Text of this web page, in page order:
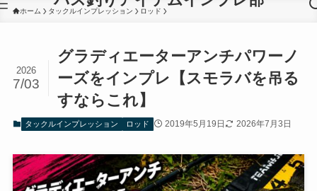
ホーム タックルインプレッション ロッド
グラディエーターアンチパワーノ
ーズをインプレ【スモラバを吊る
すならこれ】
2026
7/03
タックルインプレッション ロッド 2019年5月19日 2026年7月3日